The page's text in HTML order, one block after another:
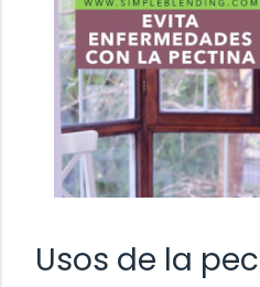
Usos de la